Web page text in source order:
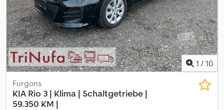
1 / 10
Furgons
KIA Rio 3 | Klima | Schaltgetriebe |
59.350 KM |